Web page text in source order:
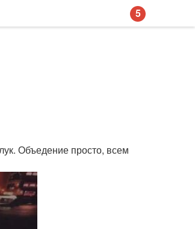
Объедение просто, всем
5